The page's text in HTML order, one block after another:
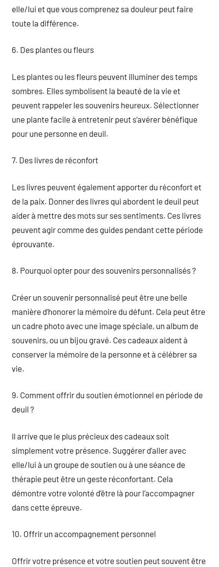
elle/lui et que vous comprenez sa douleur peut faire
toute la différence.
6. Des plantes ou fleurs
Les plantes ou les fleurs peuvent illuminer des temps
sombres. Elles symbolisent la beauté de la vie et
peuvent rappeler les souvenirs heureux. Sélectionner
une plante facile à entretenir peut s’avérer bénéfique
pour une personne en deuil.
7. Des livres de réconfort
Les livres peuvent également apporter du réconfort et
de la paix. Donner des livres qui abordent le deuil peut
aider à mettre des mots sur ses sentiments. Ces livres
peuvent agir comme des guides pendant cette période
éprouvante.
8. Pourquoi opter pour des souvenirs personnalisés ?
Créer un souvenir personnalisé peut être une belle
manière d’honorer la mémoire du défunt. Cela peut être
un cadre photo avec une image spéciale, un album de
souvenirs, ou un bijou gravé. Ces cadeaux aident à
conserver la mémoire de la personne et à célébrer sa
vie.
9. Comment offrir du soutien émotionnel en période de
deuil ?
Il arrive que le plus précieux des cadeaux soit
simplement votre présence. Suggérer d’aller avec
elle/lui à un groupe de soutien ou à une séance de
thérapie peut être un geste réconfortant. Cela
démontre votre volonté d’être là pour l’accompagner
dans cette épreuve.
10. Offrir un accompagnement personnel
Offrir votre présence et votre soutien peut souvent être